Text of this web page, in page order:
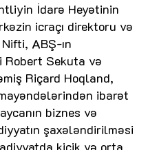
İdarə Heyətinin
icraçı direktoru və
ABŞ-ın
Robert Sekuta və
Riçard Hoqland,
ibarət
biznes və
şaxələndirilməsi
kiçik və orta